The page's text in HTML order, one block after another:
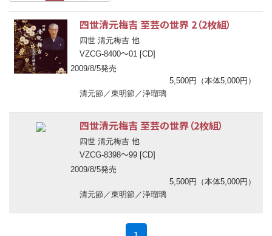
四世清元梅吉 至芸の世界 2（2枚組）
四世 清元梅吉 他
VZCG-8400〜01 [CD]
2009/8/5発売
5,500円（本体5,000円）
清元節／東明節／浄瑠璃
四世清元梅吉 至芸の世界（2枚組）
四世 清元梅吉 他
VZCG-8398〜99 [CD]
2009/8/5発売
5,500円（本体5,000円）
清元節／東明節／浄瑠璃